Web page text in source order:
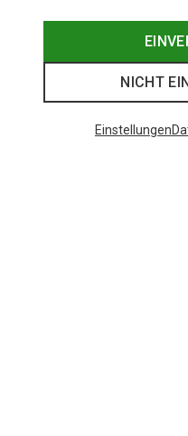
NICHT
Einstellungen